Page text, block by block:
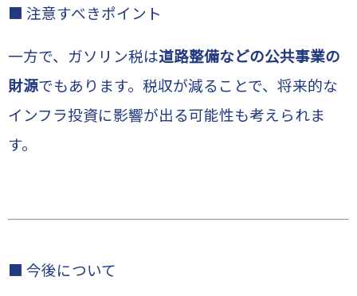
■ 注意すべきポイント
一方で、ガソリン税は道路整備などの公共事業の
財源でもあります。税収が減ることで、将来的な
インフラ投資に影響が出る可能性も考えられま
す。
■ 今後について